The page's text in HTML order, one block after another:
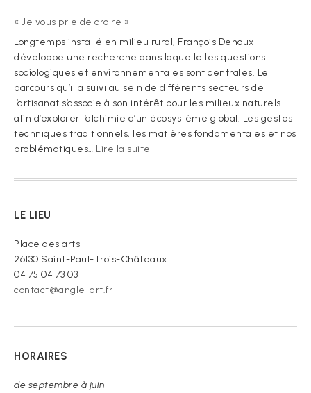
« Je vous prie de croire »
Longtemps installé en milieu rural, François Dehoux
développe une recherche dans laquelle les questions
sociologiques et environnementales sont centrales. Le
parcours qu’il a suivi au sein de différents secteurs de
l’artisanat s’associe à son intérêt pour les milieux naturels
afin d’explorer l’alchimie d’un écosystème global. Les gestes
techniques traditionnels, les matières fondamentales et nos
problématiques… Lire la suite
vous
LE LIEU
Place des arts
26130 Saint-Paul-Trois-Châteaux
04 75 04 73 03
contact@angle-art.fr
HORAIRES
de septembre à juin